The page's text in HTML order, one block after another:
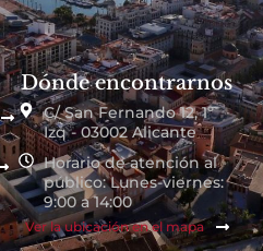
Dónde encontrarnos
C/ San Fernando 12, 1º
Izq - 03002 Alicante
Horario de atención al
público: Lunes-viernes:
9:00 a 14:00
Ver la ubicación en el mapa